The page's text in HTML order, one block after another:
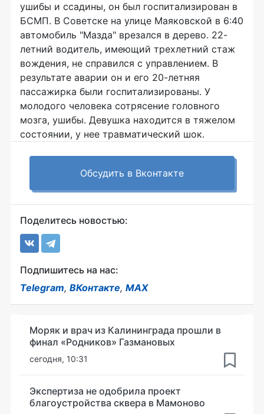
ушибы и ссадины, он был госпитализирован в
БСМП. В Советске на улице Маяковской в 6:40
автомобиль "Мазда" врезался в дерево. 22-
летний водитель, имеющий трехлетний стаж
вождения, не справился с управлением. В
результате аварии он и его 20-летняя
пассажирка были госпитализированы. У
молодого человека сотрясение головного
мозга, ушибы. Девушка находится в тяжелом
состоянии, у нее травматический шок.
Обсудить в Вконтакте
Поделитесь новостью:
Подпишитесь на нас:
Telegram, ВКонтакте, MAX
Моряк и врач из Калининграда прошли в
финал «Родников» Газмановых
сегодня, 10:31
Экспертиза не одобрила проект
благоустройства сквера в Мамоново